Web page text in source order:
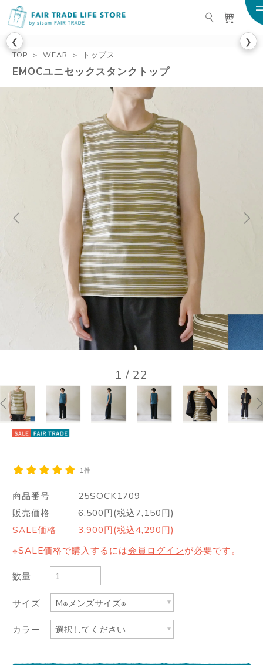
FAIR TRADE LIFE
❮ ❯
TOP WEAR トップス
EMOCユニセックスタンクトップ
1 / 22
1件
商品番号
25SOCK1709
販売価格
6,500円(税込7,150円)
SALE価格
3,900円(税込4,290円)
※SALE価格で購入するには会員ログインが必要です。
数量
サイズ
カラー